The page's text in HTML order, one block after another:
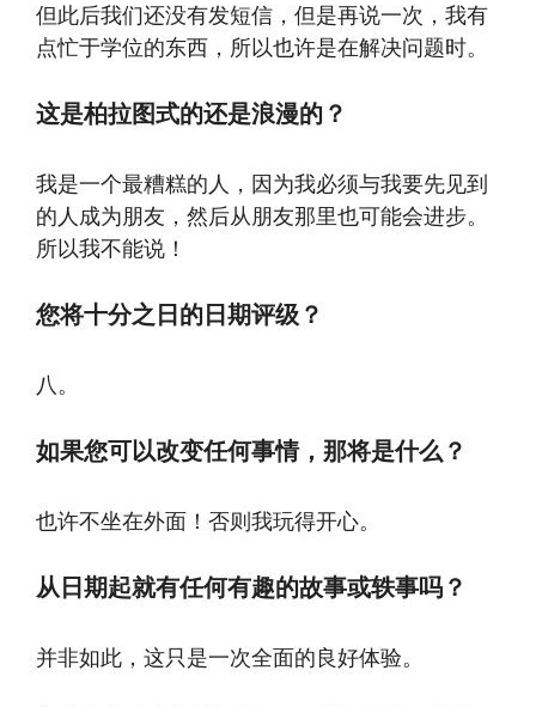
但此后我们还没有发短信，但是再说一次，我有
点忙于学位的东西，所以也许是在解决问题时。
这是柏拉图式的还是浪漫的？
我是一个最糟糕的人，因为我必须与我要先见到
的人成为朋友，然后从朋友那里也可能会进步。
所以我不能说！
您将十分之日的日期评级？
八。
如果您可以改变任何事情，那将是什么？
也许不坐在外面！否则我玩得开心。
从日期起就有任何有趣的故事或轶事吗？
并非如此，这只是一次全面的良好体验。